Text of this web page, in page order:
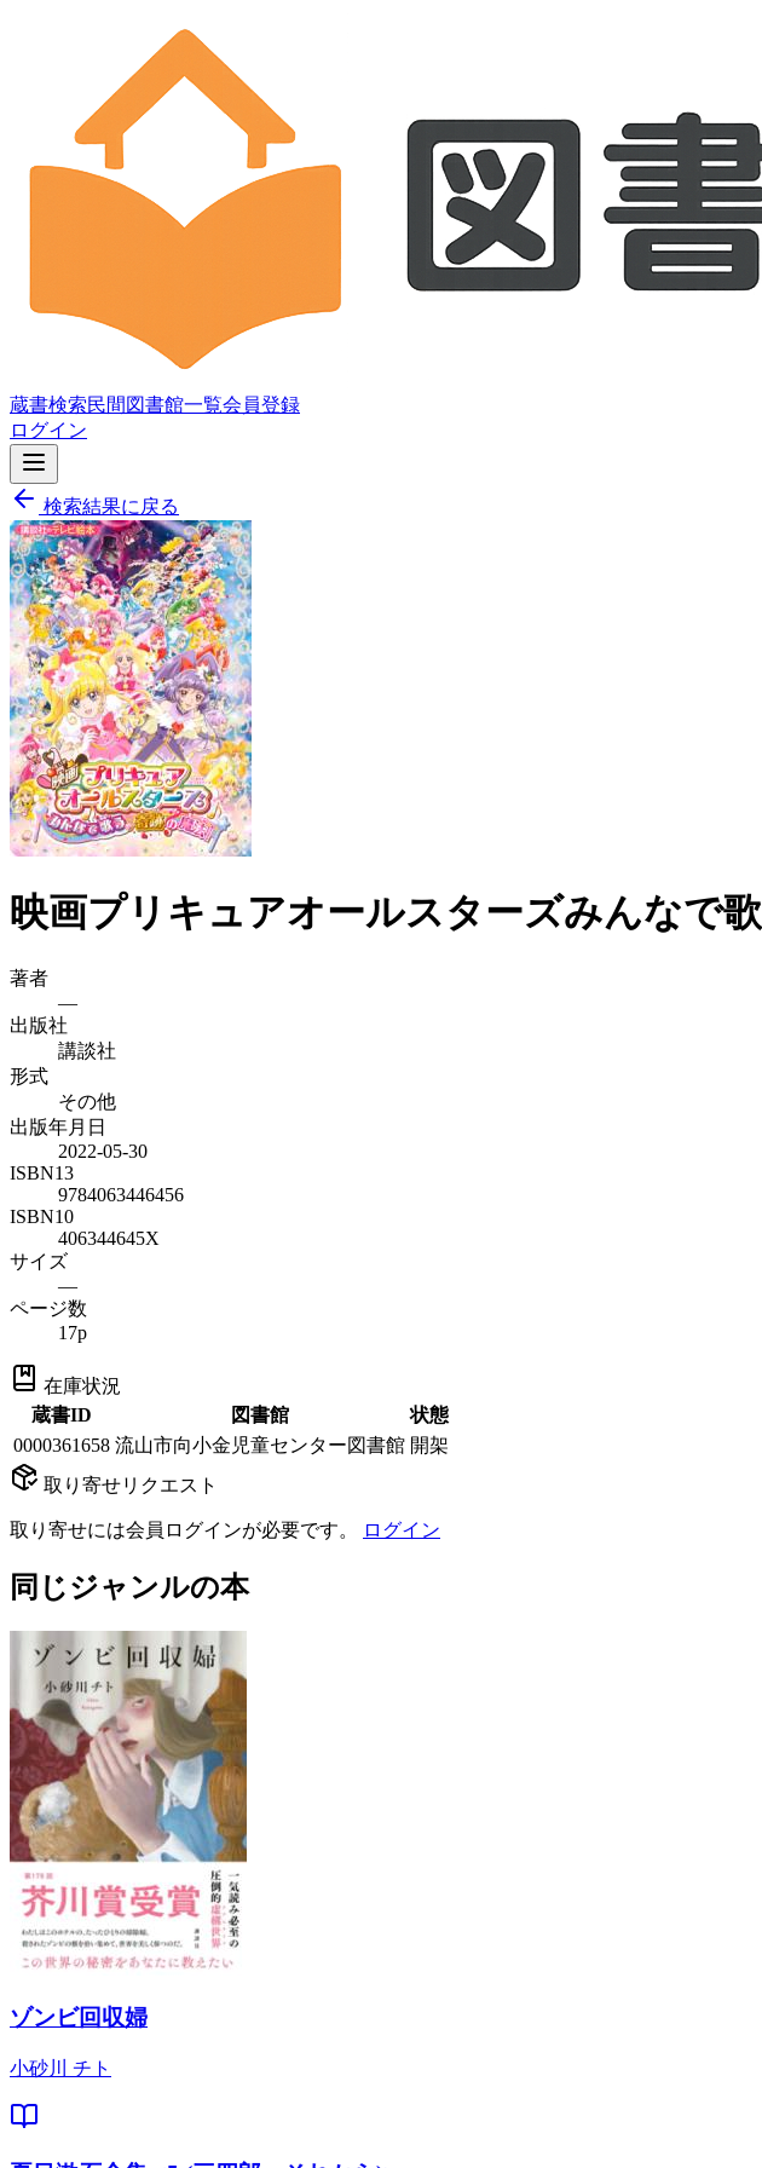
蔵書検索民間図書館一覧会員登録
ログイン
検索結果に戻る
映画プリキュアオールスターズみんなで
著者
—
出版社
講談社
形式
その他
出版年月日
2022-05-30
ISBN13
9784063446456
ISBN10
406344645X
サイズ
—
ページ数
17p
在庫状況
蔵書ID
図書館
状態
0000361658 流山市向小金児童センター図書館 開架
取り寄せリクエスト
取り寄せには会員ログインが必要です。 ログイン
同じジャンルの本
ゾンビ回収婦
小砂川 チト